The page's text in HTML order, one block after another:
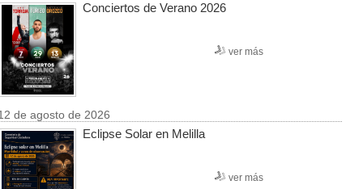
Conciertos de Verano 2026
ver más
de agosto de 2026
Eclipse Solar en Melilla
ver más